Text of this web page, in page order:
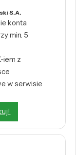
S.A.
konta
min. 5
iem z
w serwisie